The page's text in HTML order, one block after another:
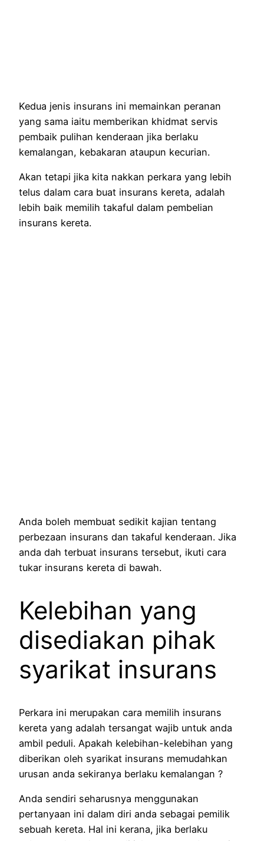
Kedua jenis insurans ini memainkan peranan
yang sama iaitu memberikan khidmat servis
pembaik pulihan kenderaan jika berlaku
kemalangan, kebakaran ataupun kecurian.
Akan tetapi jika kita nakkan perkara yang lebih
telus dalam cara buat insurans kereta, adalah
lebih baik memilih takaful dalam pembelian
insurans kereta.
Anda boleh membuat sedikit kajian tentang
perbezaan insurans dan takaful kenderaan. Jika
anda dah terbuat insurans tersebut, ikuti cara
tukar insurans kereta di bawah.
Kelebihan yang
disediakan pihak
syarikat insurans
Perkara ini merupakan cara memilih insurans
kereta yang adalah tersangat wajib untuk anda
ambil peduli. Apakah kelebihan-kelebihan yang
diberikan oleh syarikat insurans memudahkan
urusan anda sekiranya berlaku kemalangan ?
Anda sendiri seharusnya menggunakan
pertanyaan ini dalam diri anda sebagai pemilik
sebuah kereta. Hal ini kerana, jika berlaku